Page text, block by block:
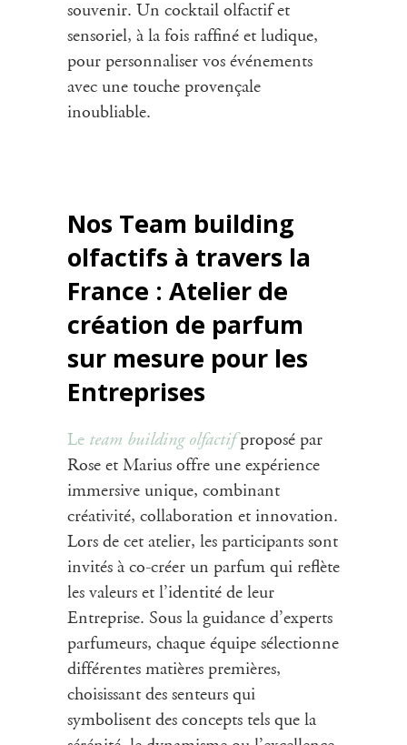
souvenir. Un cocktail olfactif et
sensoriel, à la fois raffiné et ludique,
pour personnaliser vos événements
avec une touche provençale
inoubliable.
Nos Team building
olfactifs à travers la
France : Atelier de
création de parfum
sur mesure pour les
Entreprises
Le team building olfactifproposé par
Rose et Marius offre une expérience
immersive unique, combinant
créativité, collaboration et innovation.
Lors de cet atelier, les participants sont
invités à co-créer un parfum qui reflète
les valeurs et l’identité de leur
Entreprise. Sous la guidance d’experts
parfumeurs, chaque équipe sélectionne
différentes matières premières,
choisissant des senteurs qui
symbolisent des concepts tels que la